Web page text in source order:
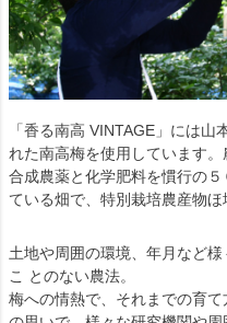
「香る南高 VINTAGE」には
れた南高梅を使用しています
合成農薬と化学肥料を慣行の
ている畑で、特別栽培農産物ほ
土地や周囲の環境、年月など
こ とのない農法。
梅への情熱で、それまでの育